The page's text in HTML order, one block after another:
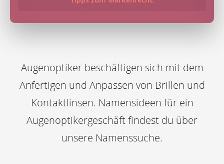
Augenoptiker beschäftigen sich mit dem
Anfertigen und Anpassen von Brillen und
Kontaktlinsen. Namensideen für ein
Augenoptikergeschäft findest du über
unsere Namenssuche.